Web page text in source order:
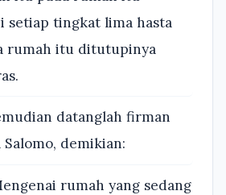
setiap tingkat lima hasta
rumah itu ditutupinya
datanglah firman
demikian:
rumah yang sedang